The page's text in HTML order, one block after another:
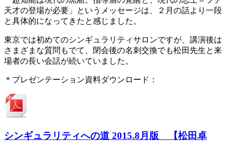
天才の登場が必要」というメッセージは、２月の話より一段
と具体的になってきたと感じました。
東京では初めてのシンギュラリティサロンですが、講演後は
さまざまな質問もでて、閉会後の名刺交換でも松田先生と来
場者の長い会話が続いていました。
＊プレゼンテーション資料ダウンロード：
シンギュラリティへの道 2015.8月版 【松田卓